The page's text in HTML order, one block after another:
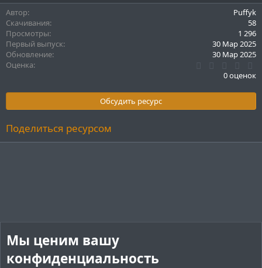
Автор
Puffyk
Скачивания
58
Просмотры
1 296
Первый выпуск
30 Мар 2025
Обновление
30 Мар 2025
Оценка
0
0
в
0 оценок
Обсудить ресурс
Поделиться ресурсом
Мы ценим вашу
конфиденциальность